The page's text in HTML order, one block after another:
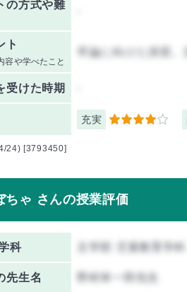
の方式や難
ト
容や学べたこと
卒論に向けた演習
受けた時期
充実 4
24) [3793450]
ちゃ さんの授業評価
科 文学部 児童教育学科
先生名